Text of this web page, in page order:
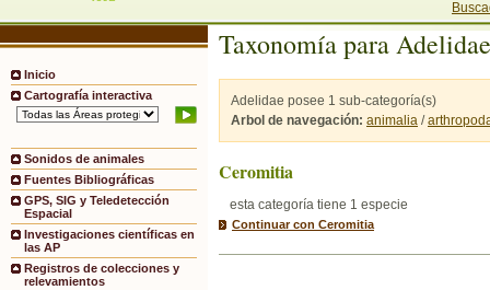
Inicio
Cartografía interactiva
Sonidos de animales
Fuentes Bibliográficas
GPS, SIG y Teledetección
Espacial
Investigaciones científicas en
las AP
Registros de colecciones y
relevamientos
Taxonomía para Adelidae
Adelidae posee 1 sub-categoría(s)
Arbol de navegación: animalia /
Ceromitia
esta categoría tiene 1 especie
Continuar con Ceromitia